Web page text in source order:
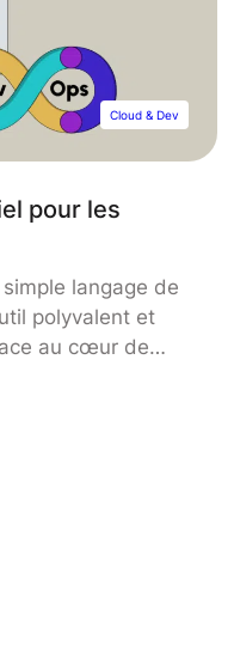
Cloud & Dev
pour les
langage de
polyvalent et
au cœur de
(DevOps).